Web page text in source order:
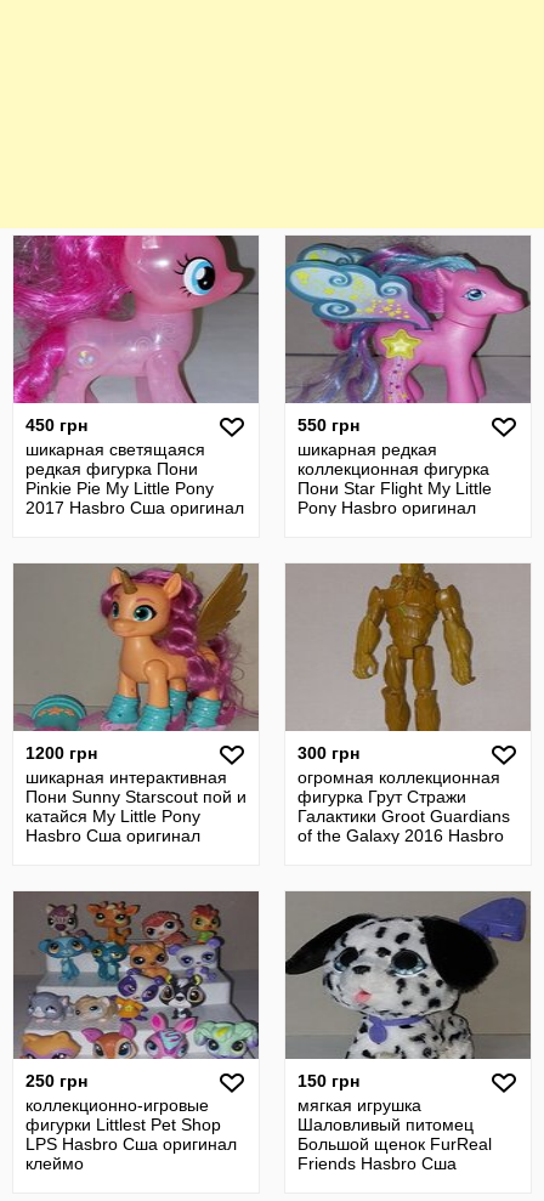
450 грн
шикарная светящаяся
редкая фигурка Пони
Pinkie Pie My Little Pony
2017 Hasbro Сша оригинал
550 грн
шикарная редкая
коллекционная фигурка
Пони Star Flight My Little
Pony Hasbro оригинал
1200 грн
шикарная интерактивная
Пони Sunny Starscout пой и
катайся My Little Pony
Hasbro Сша оригинал
300 грн
огромная коллекционная
фигурка Грут Стражи
Галактики Groot Guardians
of the Galaxy 2016 Hasbro
250 грн
коллекционно-игровые
фигурки Littlest Pet Shop
LPS Hasbro Сша оригинал
клеймо
150 грн
мягкая игрушка
Шаловливый питомец
Большой щенок FurReal
Friends Hasbro Сша